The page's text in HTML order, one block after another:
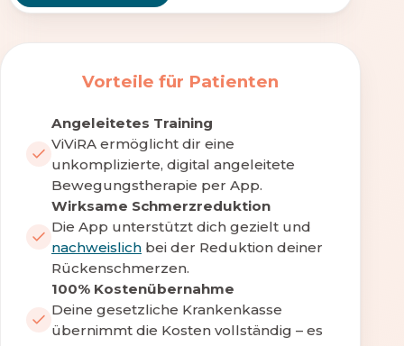
Vorteile für Patienten
Angeleitetes Training
ViViRA ermöglicht dir eine
unkomplizierte, digital angeleitete
Bewegungstherapie per App.
Wirksame Schmerzreduktion
Die App unterstützt dich gezielt und
nachweislich bei der Reduktion deiner
Rückenschmerzen.
100% Kostenübernahme
Deine gesetzliche Krankenkasse
übernimmt die Kosten vollständig – es